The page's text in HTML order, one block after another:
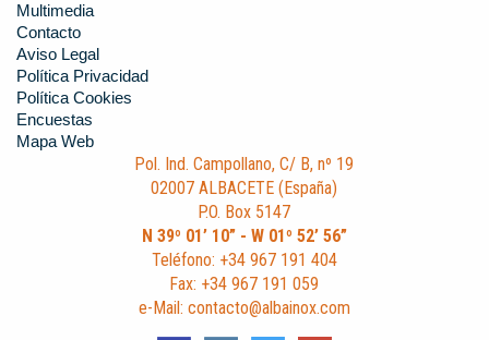
Multimedia
Contacto
Aviso Legal
Política Privacidad
Política Cookies
Encuestas
Mapa Web
Pol. Ind. Campollano, C/ B, nº 19
02007 ALBACETE (España)
P.O. Box 5147
N 39º 01’ 10” - W 01º 52’ 56”
Teléfono: +34 967 191 404
Fax: +34 967 191 059
e-Mail: contacto@albainox.com